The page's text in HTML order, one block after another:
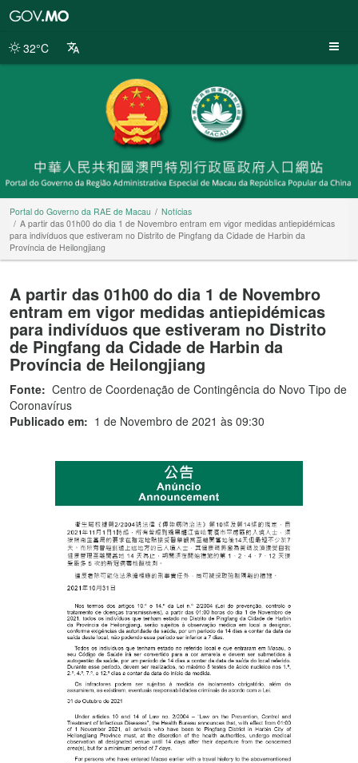
da
32°C
Portal do Governo da RAE de Macau
Notícias
A partir das 01h00 do dia 1 de Novembro entram em vigor medidas antiepidémicas
para indivíduos que estiveram no Distrito de Pingfang da Cidade de Harbin da
Província de Heilongjiang
A partir das 01h00 do dia 1 de Novembro
entram em vigor medidas antiepidémicas
para indivíduos que estiveram no Distrito
de Pingfang da Cidade de Harbin da
Província de Heilongjiang
Fonte: Centro de Coordenação de Contingência do Novo Tipo de
Coronavírus
Publicado em: 1 de Novembro de 2021 às 09:30